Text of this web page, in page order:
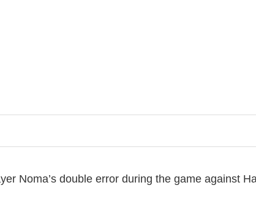
Noma’s double error during the game against